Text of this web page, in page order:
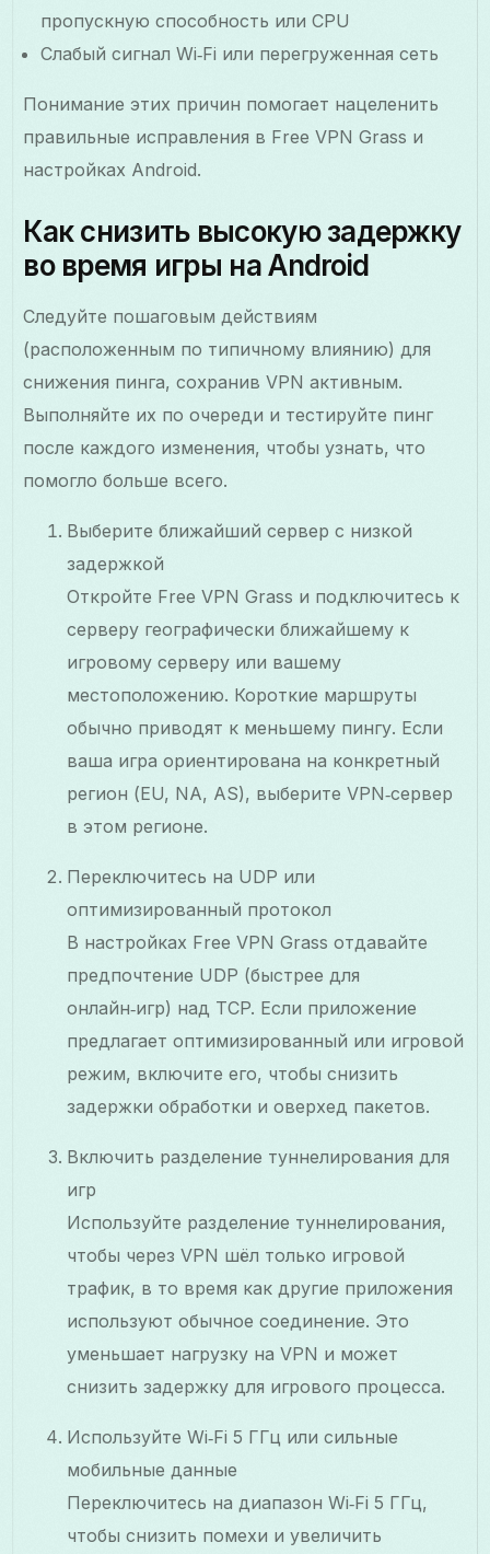
пропускную способность или CPU
Слабый сигнал Wi‑Fi или перегруженная сеть
Понимание этих причин помогает нацеленить
правильные исправления в Free VPN Grass и
настройках Android.
Как снизить высокую задержку
во время игры на Android
Следуйте пошаговым действиям
(расположенным по типичному влиянию) для
снижения пинга, сохранив VPN активным.
Выполняйте их по очереди и тестируйте пинг
после каждого изменения, чтобы узнать, что
помогло больше всего.
Выберите ближайший сервер с низкой
задержкой
Откройте Free VPN Grass и подключитесь к
серверу географически ближайшему к
игровому серверу или вашему
местоположению. Короткие маршруты
обычно приводят к меньшему пингу. Если
ваша игра ориентирована на конкретный
регион (EU, NA, AS), выберите VPN‑сервер
в этом регионе.
Переключитесь на UDP или
оптимизированный протокол
В настройках Free VPN Grass отдавайте
предпочтение UDP (быстрее для
онлайн‑игр) над TCP. Если приложение
предлагает оптимизированный или игровой
режим, включите его, чтобы снизить
задержки обработки и оверхед пакетов.
Включить разделение туннелирования для
игр
Используйте разделение туннелирования,
чтобы через VPN шёл только игровой
трафик, в то время как другие приложения
используют обычное соединение. Это
уменьшает нагрузку на VPN и может
снизить задержку для игрового процесса.
Используйте Wi‑Fi 5 ГГц или сильные
мобильные данные
Переключитесь на диапазон Wi‑Fi 5 ГГц,
чтобы снизить помехи и увеличить